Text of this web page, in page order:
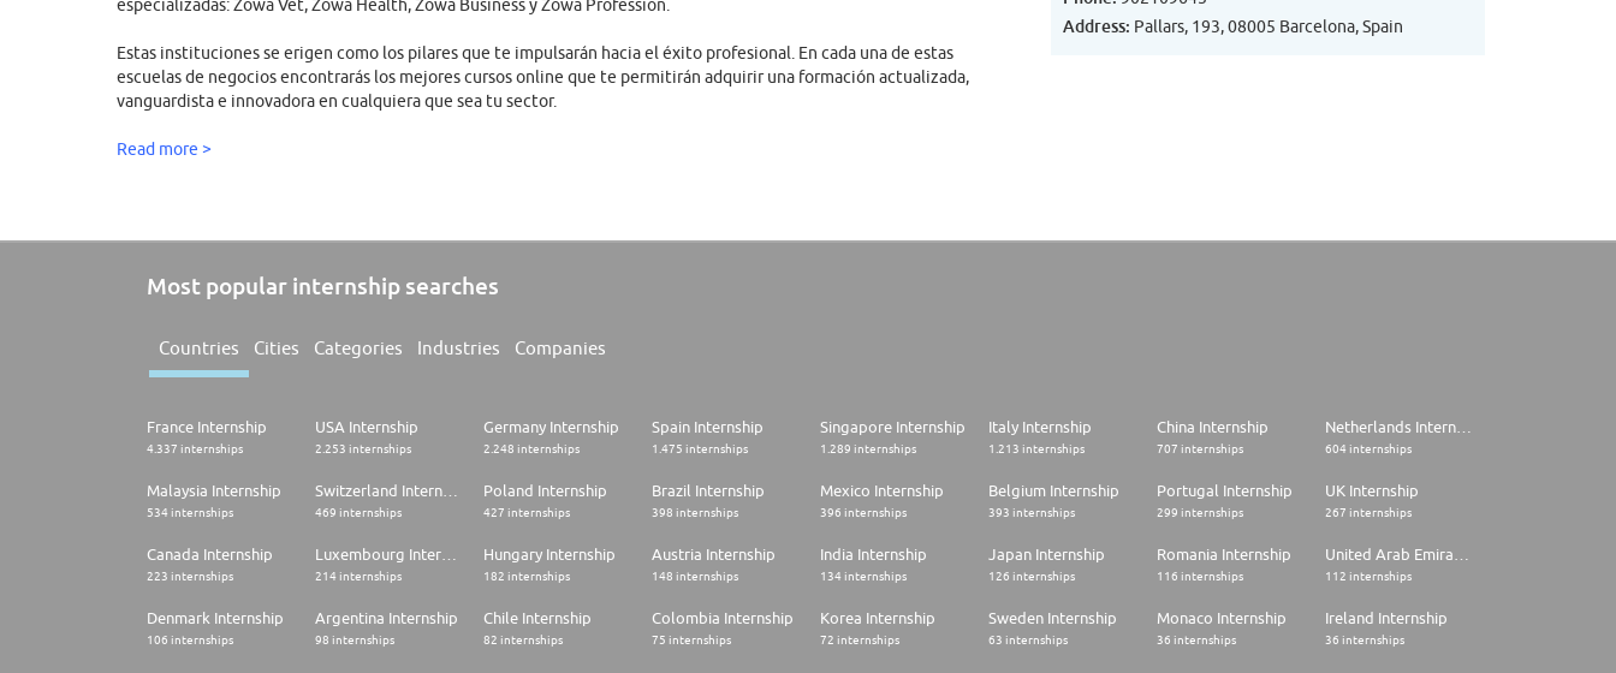
especializadas: Zowa Vet, Zowa Health, Zowa Business y Zowa Profession.
Estas instituciones se erigen como los pilares que te impulsarán hacia el éxito profesional. En cada una de estas
escuelas de negocios encontrarás los mejores cursos online que te permitirán adquirir una formación actualizada,
vanguardista e innovadora en cualquiera que sea tu sector.
Sumérgete en el fascinante mundo de la veterinaria con Zowa Vet, explora los cursos líderes en línea en salud y
Accede a un mundo de oportunidades con Zowa Education.
Read more >
Address: Pallars, 193, 08005 Barcelona, Spain
Most popular internship searches
Countries Cities Categories Industries Companies
France Internship
4.337 internships
USA Internship
2.253 internships
Germany Internship
2.248 internships
Spain Internship
1.475 internships
Singapore Internship
1.289 internships
Italy Internship
1.213 internships
China Internship
707 internships 604 internships
Malaysia Internship
534 internships 469 internships
Poland Internship
427 internships
Brazil Internship
398 internships
Mexico Internship
396 internships
Belgium Internship
393 internships
Portugal Internship
299 internships
UK Internship
267 internships
Canada Internship
223 internships 214 internships
Hungary Internship
182 internships
Austria Internship
148 internships
India Internship
134 internships
Japan Internship
126 internships
Romania Internship
116 internships 112 internships
Denmark Internship
106 internships
Argentina Internship
98 internships
Chile Internship
82 internships
Colombia Internship
75 internships
Korea Internship
72 internships
Sweden Internship
63 internships
Monaco Internship
36 internships
Ireland Internship
36 internships